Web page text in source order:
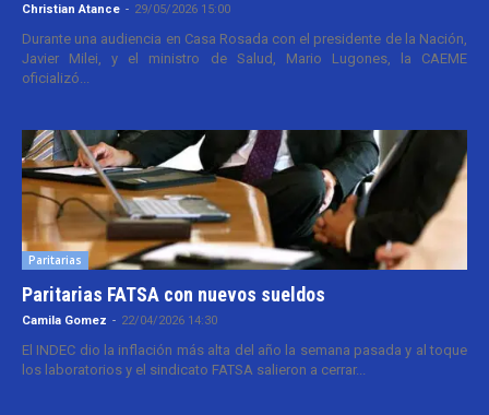
Christian Atance - 29/05/2026 15:00
Durante una audiencia en Casa Rosada con el presidente de la Nación,
Javier Milei, y el ministro de Salud, Mario Lugones, la CAEME
oficializó...
Paritarias
Paritarias FATSA con nuevos sueldos
Camila Gomez - 22/04/2026 14:30
El INDEC dio la inflación más alta del año la semana pasada y al toque
los laboratorios y el sindicato FATSA salieron a cerrar...